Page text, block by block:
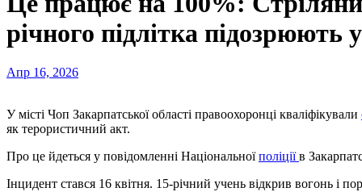
річного підлітка підозрюють
Апр 16, 2026
У місті Чоп Закарпатської області правоохоронці кваліфікували
як терористичний акт.
Про це йдеться у повідомленні Національноїполіціїв
Інцидент стався 16 квітня. 15-річний учень відкрив вогонь і